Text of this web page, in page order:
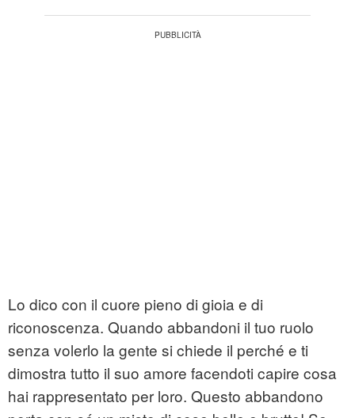
Lo dico con il cuore pieno di gioia e di
riconoscenza. Quando abbandoni il tuo ruolo
senza volerlo la gente si chiede il perché e ti
dimostra tutto il suo amore facendoti capire cosa
hai rappresentato per loro. Questo abbandono